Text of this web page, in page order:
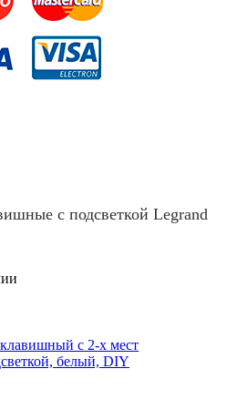
с подсветкой Legrand
с 2-х мест
белый, DIY